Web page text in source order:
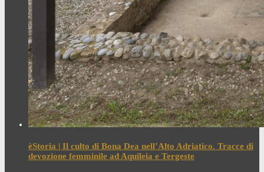
èStoria | Il culto di Bona Dea nell’Alto Adriatico. Tracce di
devozione femminile ad Aquileia e Tergeste